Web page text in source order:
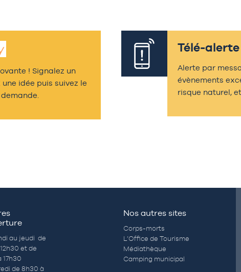
! Signalez un
idée puis suivez le
Télé-alerte
Alerte par
évènements
risque naturel,
au jeudi de
et de
17h30
de 8h30 à
Nos autres sites
Corps-morts
L’Office de Tourisme
Médiathèque
Camping municipal